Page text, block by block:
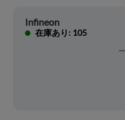
Infineon
在庫あり: 105